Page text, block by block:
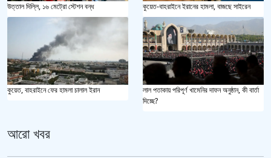
উত্তাল দিল্লি, ১৬ মেট্রো স্টেশন বন্ধ কুয়েত-বাহরাইনে ইরানের হামলা, বাজছে সাইরেন
কুয়েত, বাহরাইনে ফের হামলা চালাল ইরান
লাল পতাকায় পরিপূর্ণ খামেনির দাফন অনুষ্ঠান, কী বার্তা
দিচ্ছে?
আরো খবর